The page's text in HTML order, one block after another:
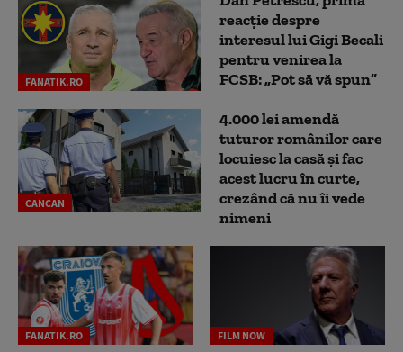
FANATIK.RO
reacție despre
interesul lui Gigi Becali
pentru venirea la
FCSB: „Pot să vă spun”
CANCAN
4.000 lei amendă
tuturor românilor care
locuiesc la casă și fac
acest lucru în curte,
crezând că nu îi vede
nimeni
FANATIK.RO FILM NOW